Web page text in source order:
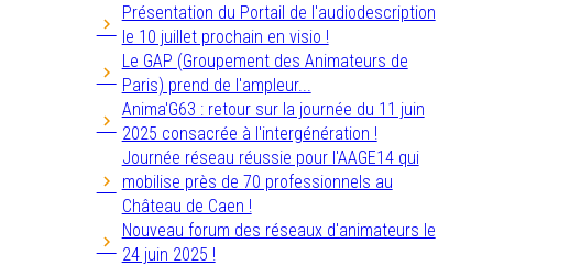
Présentation du Portail de l'audiodescription
le 10 juillet prochain en visio !
Le GAP (Groupement des Animateurs de
Paris) prend de l'ampleur...
Anima'G63 : retour sur la journée du 11 juin
2025 consacrée à l'intergénération !
Journée réseau réussie pour l'AAGE14 qui
mobilise près de 70 professionnels au
Château de Caen !
Nouveau forum des réseaux d'animateurs le
24 juin 2025 !